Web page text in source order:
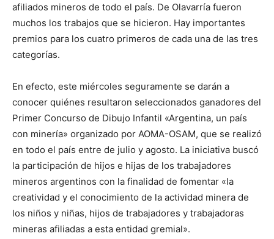
afiliados mineros de todo el país. De Olavarría fueron
muchos los trabajos que se hicieron. Hay importantes
premios para los cuatro primeros de cada una de las tres
categorías.
En efecto, este miércoles seguramente se darán a
conocer quiénes resultaron seleccionados ganadores del
Primer Concurso de Dibujo Infantil «Argentina, un país
con minería» organizado por AOMA-OSAM, que se realizó
en todo el país entre de julio y agosto. La iniciativa buscó
la participación de hijos e hijas de los trabajadores
mineros argentinos con la finalidad de fomentar «la
creatividad y el conocimiento de la actividad minera de
los niños y niñas, hijos de trabajadores y trabajadoras
mineras afiliadas a esta entidad gremial».